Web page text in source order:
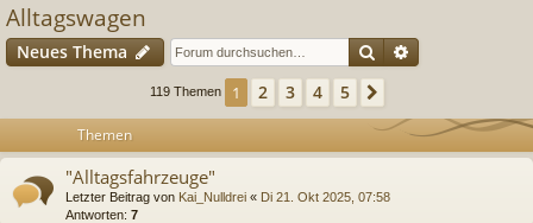
riff
Alltagswagen
Neues Thema Suche
119 Themen 1 2 3 4 5
Themen
"Alltagsfahrzeuge"
Letzter Beitrag von Kai_Nulldrei « Di 21. Okt 2025, 07:58
Antworten: 7